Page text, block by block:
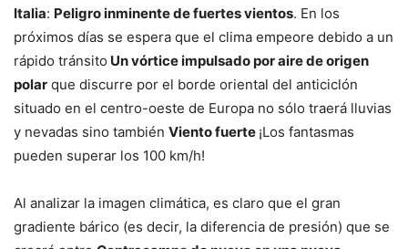
Italia: Peligro inminente de fuertes vientos. En los
próximos días se espera que el clima empeore debido a un
rápido tránsito Un vórtice impulsado por aire de origen
polar que discurre por el borde oriental del anticiclón
situado en el centro-oeste de Europa no sólo traerá lluvias
y nevadas sino también Viento fuerte ¡Los fantasmas
pueden superar los 100 km/h!
Al analizar la imagen climática, es claro que el gran
gradiente bárico (es decir, la diferencia de presión) que se